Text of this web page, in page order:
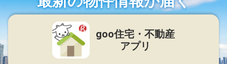
goo住宅・不動産
アプリ